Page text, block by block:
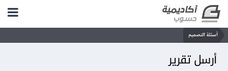
أسئلة التصميم
أرسل تقرير